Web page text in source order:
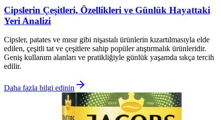
Cipslerin Çeşitleri, Özellikleri ve Günlük Hayattaki
Yeri Analizi
Cipsler, patates ve mısır gibi nişastalı ürünlerin kızartılmasıyla elde
edilen, çeşitli tat ve çeşitlere sahip popüler atıştırmalık ürünleridir.
Geniş kullanım alanları ve pratikliğiyle günlük yaşamda sıkça tercih
edilir.
Daha fazla bilgi edinin